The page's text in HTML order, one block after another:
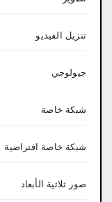
تنزيل الفيديو
جيولوجي
شبكة خاصة
شبكة خاصة افتراضية
صور ثلاثية الأبعاد